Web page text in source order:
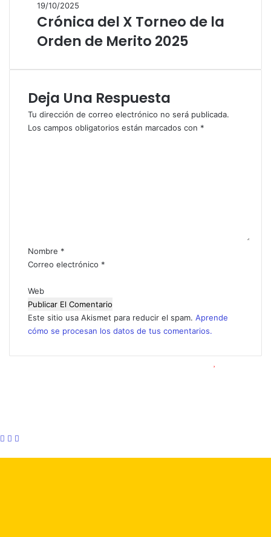
19/10/2025
Crónica del X Torneo de la
Orden de Merito 2025
Deja Una Respuesta
Tu dirección de correo electrónico no será publicada.
Los campos obligatorios están marcados con *
i
o
Nombre *
Correo electrónico *
Web
Este sitio usa Akismet para reducir el spam. Aprende
cómo se procesan los datos de tus comentarios.
Facebook
X